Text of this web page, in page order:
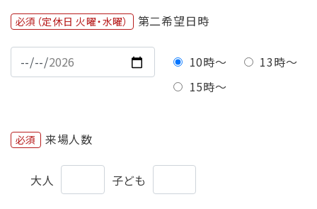
必須（定休日 火曜・水曜） 第二希望日時
10時〜
13時〜
15時〜
必須 来場人数
大人 子ども